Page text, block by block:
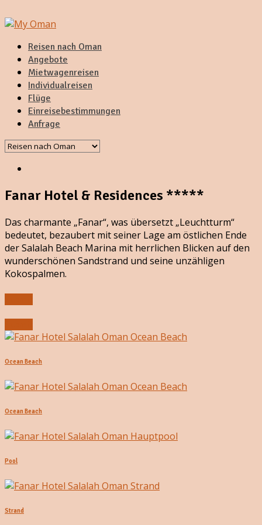
Reisen nach Oman
Angebote
Mietwagenreisen
Individualreisen
Flüge
Einreisebestimmungen
Anfrage
Fanar Hotel & Residences *****
Das charmante „Fanar“, was übersetzt „Leuchtturm“
bedeutet, bezaubert mit seiner Lage am östlichen Ende
der Salalah Beach Marina mit herrlichen Blicken auf den
wunderschönen Sandstrand und seine unzähligen
Kokospalmen.
Ocean Beach
Ocean Beach
Pool
Strand